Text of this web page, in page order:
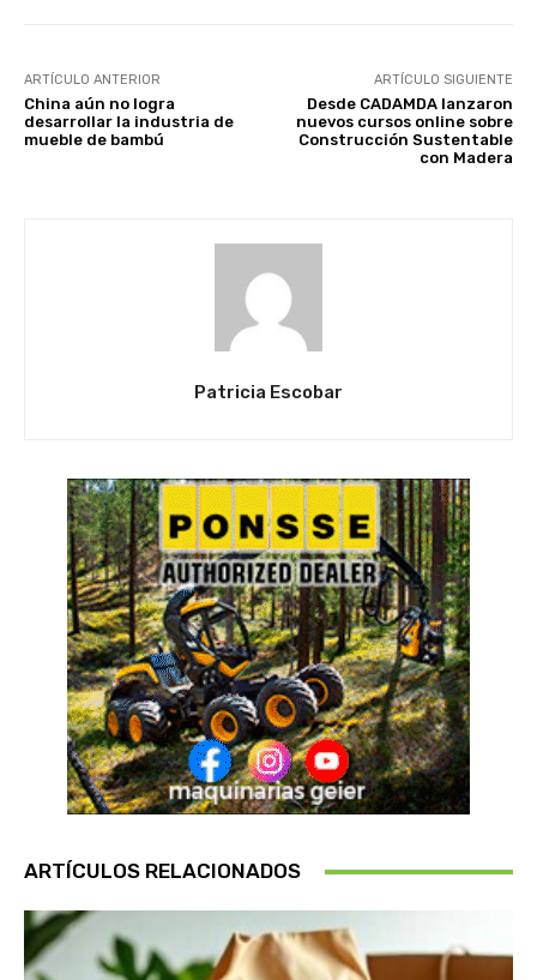
ARTÍCULO ANTERIOR
China aún no logra
desarrollar la industria de
mueble de bambú
ARTÍCULO SIGUIENTE
Desde CADAMDA lanzaron
nuevos cursos online sobre
Construcción Sustentable
con Madera
Patricia Escobar
ARTÍCULOS RELACIONADOS